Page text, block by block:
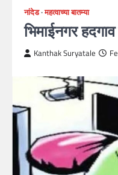
नांदेड महत्वाच्या बातम्या
भिमाईनगर
Kanthak Suryatale